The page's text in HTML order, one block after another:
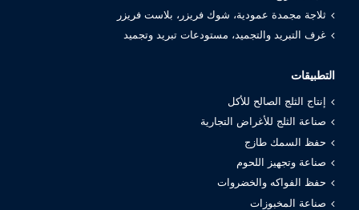
ثلاجة مجمدة عمودية، شوك فريزر، بلاست فريزر
غرف التبريد والتجميد، مستودعات تبريد وتجميد
التطبيقات
إنتاج الثلج الصالح للأكل
صناعة الثلج للأغراض التجارية
حفظ السمك طازج
صناعة وتجهيز اللحوم
حفظ الفواكه والخضروات
صناعة المخبوزات